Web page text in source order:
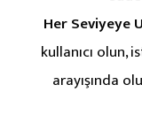
Her Seviyeye
kullanıcı
arayışında